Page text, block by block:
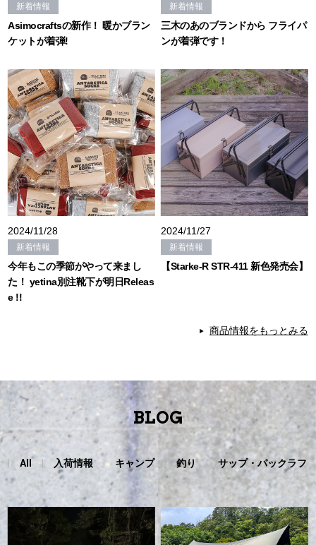
新着情報
Asimocraftsの新作！ 暖かブラン
ケットが着弾!
新着情報
三木のあのブランドから フライパ
ンが着弾です！
2024/11/28
新着情報
今年もこの季節がやって来まし
た！ yetina別注靴下が明日Releas
e !!
2024/11/27
新着情報
【Starke-R STR-411 新色発売会】
商品情報をもっとみる
BLOG
All 入荷情報 キャンプ 釣り サップ・パックラフ